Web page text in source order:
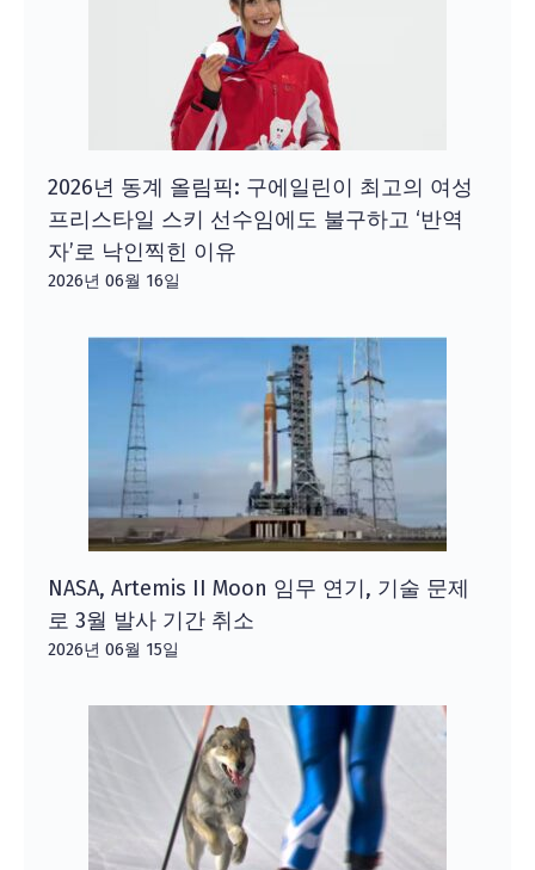
2026년 동계 올림픽: 구에일린이 최고의 여성
프리스타일 스키 선수임에도 불구하고 ‘반역
자’로 낙인찍힌 이유
2026년 06월 16일
NASA, Artemis II Moon 임무 연기, 기술 문제
로 3월 발사 기간 취소
2026년 06월 15일